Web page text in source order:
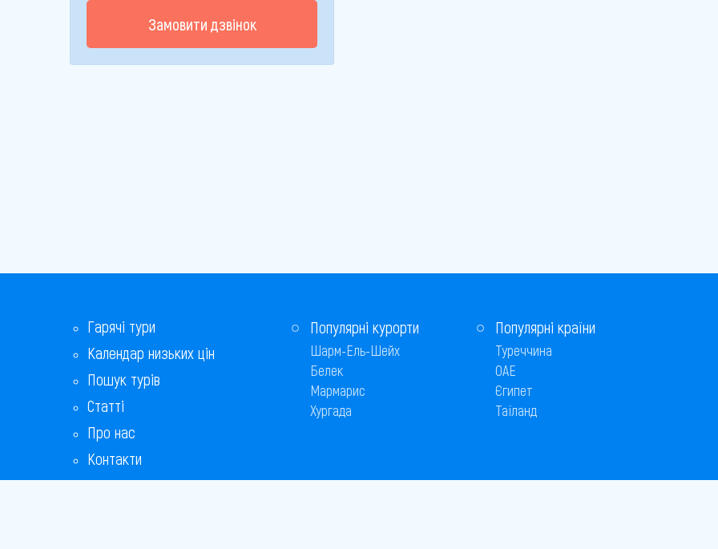
Замовити дзвінок
Гарячі тури
Календар низьких цін
Пошук турів
Статті
Про нас
Контакти
Бонусна програма
Популярні курорти
Шарм-Ель-Шейх
Белек
Мармарис
Хургада
Популярні країни
Туреччина
ОАЕ
Єгипет
Таїланд